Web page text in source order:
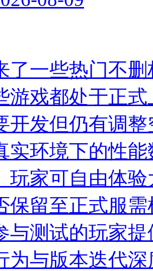
了一些热门不
游戏都处于正
开发但仍有调
实环境下的性
玩家可自由体
保留至正式服
与测试的玩家
为与版本迭代